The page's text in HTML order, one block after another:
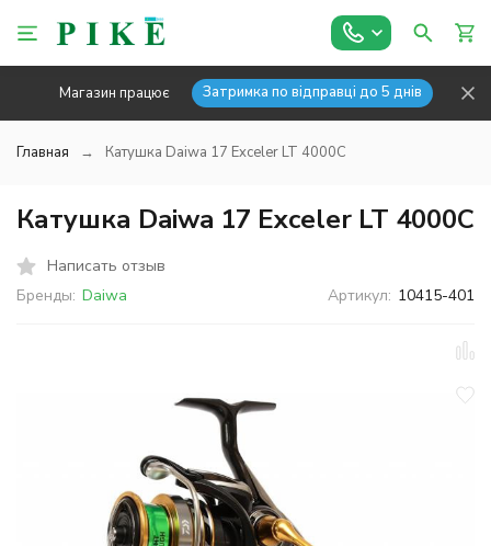
Магазин працює Затримка по відправці до 5 днів
Главная Катушка Daiwa 17 Exceler LT 4000C
Катушка Daiwa 17 Exceler LT 4000C
Написать отзыв
Бренды: Daiwa Артикул: 10415-401